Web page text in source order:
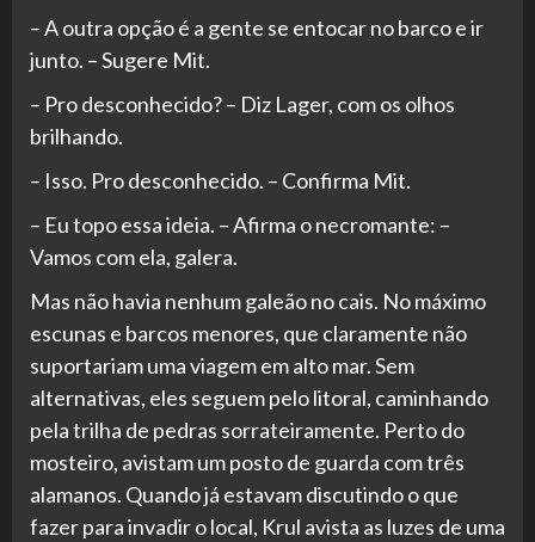
– A outra opção é a gente se entocar no barco e ir
junto. – Sugere Mit.
– Pro desconhecido? – Diz Lager, com os olhos
brilhando.
– Isso. Pro desconhecido. – Confirma Mit.
– Eu topo essa ideia. – Afirma o necromante: –
Vamos com ela, galera.
Mas não havia nenhum galeão no cais. No máximo
escunas e barcos menores, que claramente não
suportariam uma viagem em alto mar. Sem
alternativas, eles seguem pelo litoral, caminhando
pela trilha de pedras sorrateiramente. Perto do
mosteiro, avistam um posto de guarda com três
alamanos. Quando já estavam discutindo o que
fazer para invadir o local, Krul avista as luzes de uma